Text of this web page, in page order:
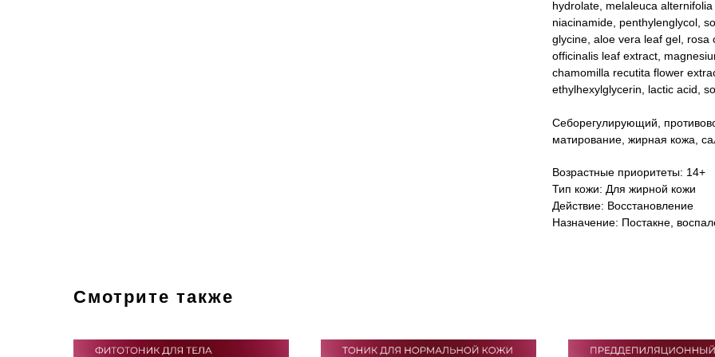
hydrolate, melaleuca
niacinamide, penthylenglycol,
glycine, aloe vera leaf gel, rosa
officinalis leaf extract,
chamomilla recutita flower
ethylhexylglycerin, lactic acid,
Себорегулирующий,
матирование, жирная кожа,
Возрастные приоритеты: 14+
Тип кожи: Для жирной кожи
Действие: Восстановление
Назначение: Постакне,
Смотрите также